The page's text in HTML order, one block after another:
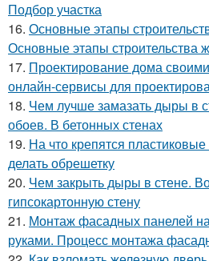
Подбор участка
16. Основные этапы
Основные этапы строительства
17. Проектирование дома
онлайн-сервисы для
18. Чем лучше замазать дыры в
обоев. В бетонных стенах
19. На что крепятся
делать обрешетку
20. Чем закрыть дыры в стене.
гипсокартонную стену
21. Монтаж фасадных панелей
руками. Процесс монтажа